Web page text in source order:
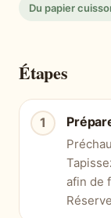
Du papier
Étapes
afin de